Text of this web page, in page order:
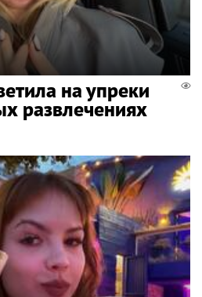
на упреки
развлечениях